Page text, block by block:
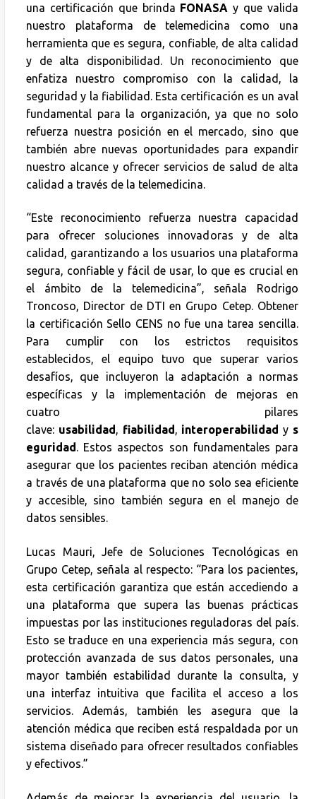
una certificación que brinda FONASA y que valida
nuestro plataforma de telemedicina como una
herramienta que es segura, confiable, de alta calidad
y de alta disponibilidad. Un reconocimiento que
enfatiza nuestro compromiso con la calidad, la
seguridad y la fiabilidad. Esta certificación es un aval
fundamental para la organización, ya que no solo
refuerza nuestra posición en el mercado, sino que
también abre nuevas oportunidades para expandir
nuestro alcance y ofrecer servicios de salud de alta
calidad a través de la telemedicina.
“Este reconocimiento refuerza nuestra capacidad
para ofrecer soluciones innovadoras y de alta
calidad, garantizando a los usuarios una plataforma
segura, confiable y fácil de usar, lo que es crucial en
el ámbito de la telemedicina”, señala Rodrigo
Troncoso, Director de DTI en Grupo Cetep. Obtener
la certificación Sello CENS no fue una tarea sencilla.
Para cumplir con los estrictos requisitos
establecidos, el equipo tuvo que superar varios
desafíos, que incluyeron la adaptación a normas
específicas y la implementación de mejoras en
cuatro pilares
clave: usabilidad , fiabilidad , interoperabilidad y s
eguridad . Estos aspectos son fundamentales para
asegurar que los pacientes reciban atención médica
a través de una plataforma que no solo sea eficiente
y accesible, sino también segura en el manejo de
datos sensibles.
Lucas Mauri, Jefe de Soluciones Tecnológicas en
Grupo Cetep, señala al respecto: “Para los pacientes,
esta certificación garantiza que están accediendo a
una plataforma que supera las buenas prácticas
impuestas por las instituciones reguladoras del país.
Esto se traduce en una experiencia más segura, con
protección avanzada de sus datos personales, una
mayor también estabilidad durante la consulta, y
una interfaz intuitiva que facilita el acceso a los
servicios. Además, también les asegura que la
atención médica que reciben está respaldada por un
sistema diseñado para ofrecer resultados confiables
y efectivos.”